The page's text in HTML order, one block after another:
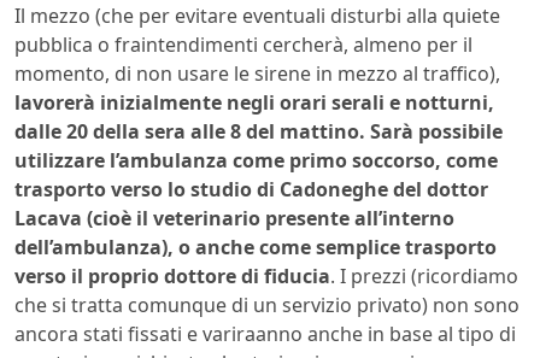
Il mezzo (che per evitare eventuali disturbi alla quiete
pubblica o fraintendimenti cercherà, almeno per il
momento, di non usare le sirene in mezzo al traffico),
lavorerà inizialmente negli orari serali e notturni,
dalle 20 della sera alle 8 del mattino. Sarà possibile
utilizzare l’ambulanza come primo soccorso, come
trasporto verso lo studio di Cadoneghe del dottor
Lacava (cioè il veterinario presente all’interno
dell’ambulanza), o anche come semplice trasporto
verso il proprio dottore di fiducia. I prezzi (ricordiamo
che si tratta comunque di un servizio privato) non sono
ancora stati fissati e variraanno anche in base al tipo di